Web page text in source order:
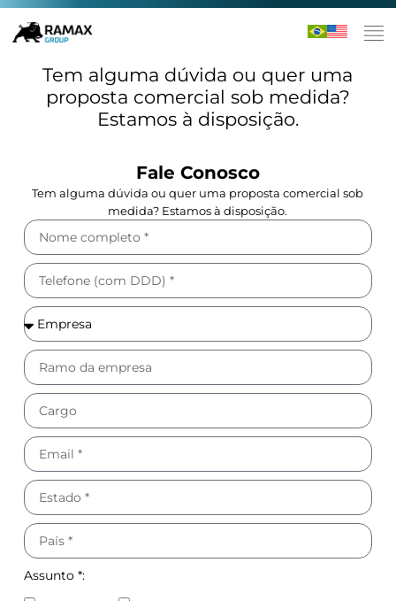
Tem alguma dúvida ou quer uma
proposta comercial sob medida?
Estamos à disposição.
Fale Conosco
Tem alguma dúvida ou quer uma proposta comercial sob
medida? Estamos à disposição.
Assunto *: